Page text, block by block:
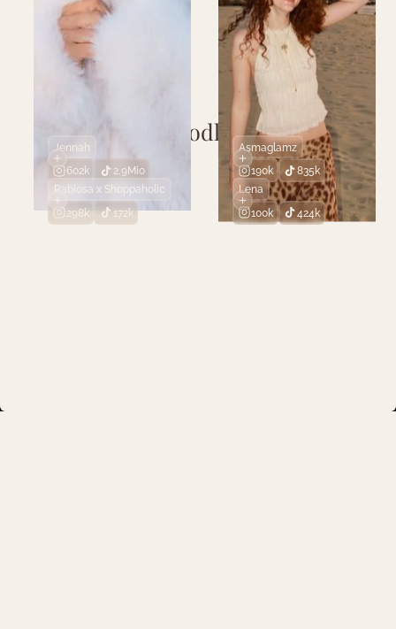
W odl feTalents
Jennah
602k
2,9Mio
Asmaglamz
190k
835k
Rabiosa x Shoppaholic
298k
172k
Lena
100k
424k